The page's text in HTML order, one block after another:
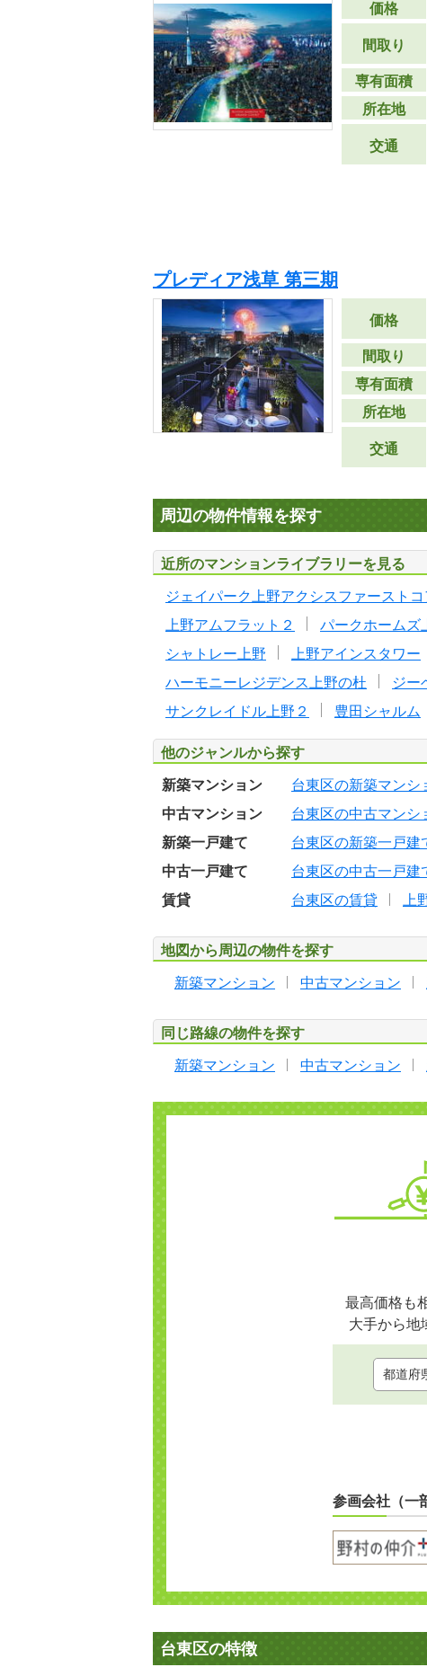
価格
間取り
専有面積
所在地
交通
プレディア浅草 第三期
価格
間取り
専有面積
所在地
交通
周辺の物件情報を探す
近所のマンションライブラリーを見る
ジェイパーク上野アクシスファーストコ
上野アムフラット２
パークホームズ
シャトレー上野
上野アインスタワー
ハーモニーレジデンス上野の杜
ジー
サンクレイドル上野２
豊田シャルム
他のジャンルから探す
新築マンション 台東区の新築マンシ
中古マンション
台東区の中古マンシ
新築一戸建て
台東区の新築一戸建
中古一戸建て
台東区の中古一戸建
賃貸
台東区の賃貸 上
地図から周辺の物件を探す
新築マンション 中古マンション
同じ路線の物件を探す
新築マンション 中古マンション
最高価格も
大手から地
参画会社（一
台東区の特徴